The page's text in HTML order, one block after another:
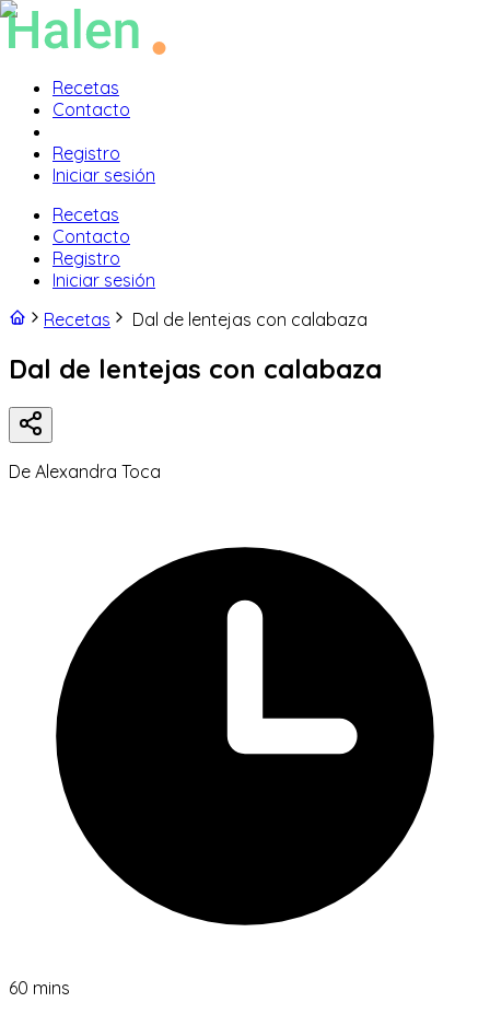
Recetas
Contacto
Registro
Iniciar sesión
Recetas
Contacto
Registro
Iniciar sesión
Recetas
Dal de lentejas con calabaza
Dal de lentejas con calabaza
De Alexandra Toca
60 mins